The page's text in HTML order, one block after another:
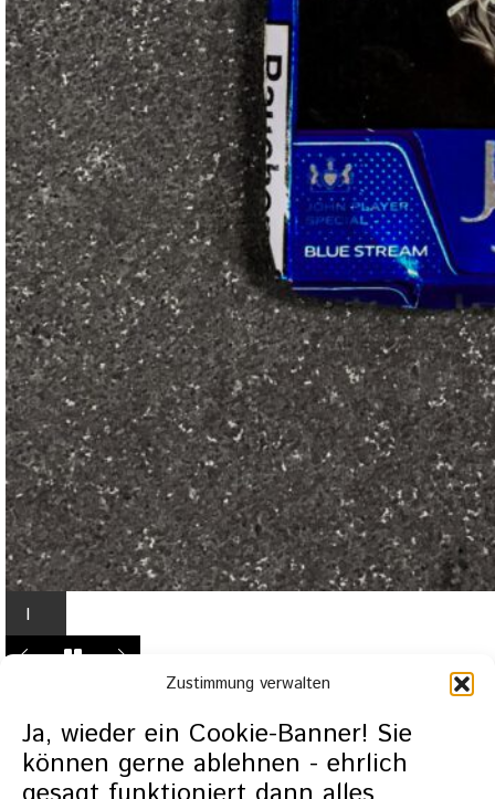
Zustimmung verwalten
Ja, wieder ein Cookie-Banner! Sie
können gerne ablehnen - ehrlich
I
n
g
h
t